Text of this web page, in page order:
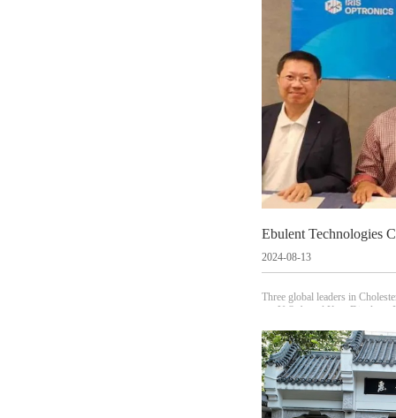
2024-08-13
Three global leaders in
y – U.S.-based Kent
re (JV) designed to accelerate
on, opening up unlimited